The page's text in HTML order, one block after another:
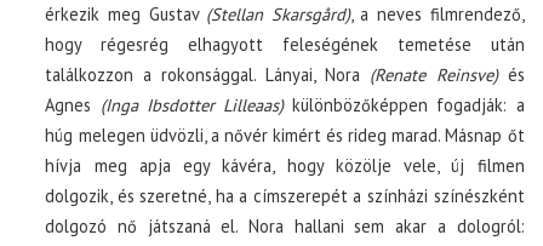
érkezik meg Gustav (Stellan Skarsgård), a neves filmrendező,
hogy régesrég elhagyott feleségének temetése után
találkozzon a rokonsággal. Lányai, Nora (Renate Reinsve)és
Agnes (Inga Ibsdotter Lilleaas)különbözőképpen fogadják: a
húg melegen üdvözli, a nővér kimért és rideg marad. Másnap őt
hívja meg apja egy kávéra, hogy közölje vele, új filmen
dolgozik, és szeretné, ha a címszerepét a színházi színészként
dolgozó nő játszaná el. Nora hallani sem akar a dologról: